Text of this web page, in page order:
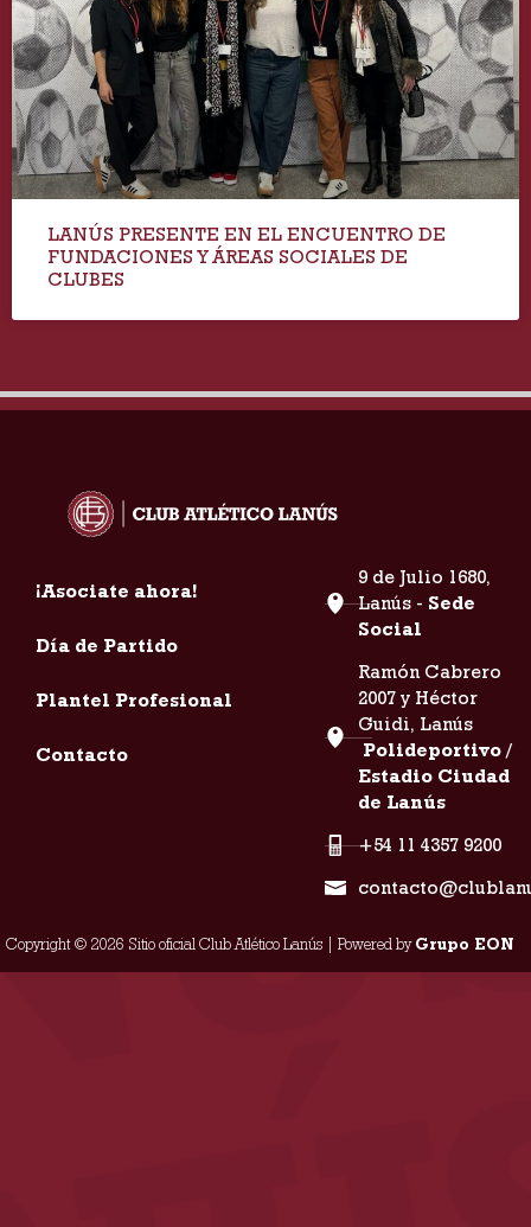
LANÚS PRESENTE EN EL ENCUENTRO DE
FUNDACIONES Y ÁREAS SOCIALES DE
CLUBES
¡Asociate ahora!
Día de Partido
Plantel Profesional
Contacto
9 de Julio 1680,
Lanús - Sede
Social
Ramón Cabrero
2007 y Héctor
Guidi, Lanús
Polideportivo /
Estadio Ciudad
de Lanús
+54 11 4357 9200
Copyright © 2026 Sitio oficial Club Atlético Lanús | Powered byGrupo EON